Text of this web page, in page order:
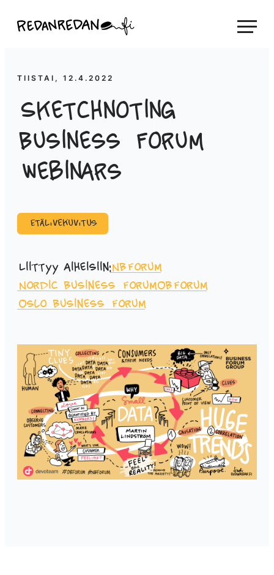
suoraan
Linda Saukko-Rauta, Redanredan Oy
piirrosvideoita
TIISTAI, 12.4.2022
Sketchnoting
Business Forum
webinars
Etälivekuvitus
Liittyy aiheisiin:NBForum
Nordic Business ForumOBForum
Oslo Business Forum